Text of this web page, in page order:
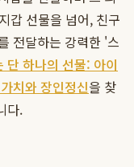
갑 선물을 넘어, 친구
전달하는 강력한 '스
단 하나의 선물: 아이
치와 장인정신을 찾
다.